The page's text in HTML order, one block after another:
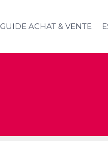
GUIDE ACHAT & VENTE